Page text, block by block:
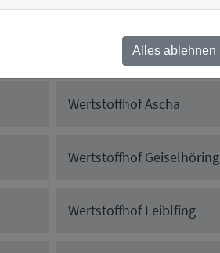
Wertstoffhof Ascha
Wertstoffhof Geiselhöring
Wertstoffhof Leiblfing
Alles ablehnen